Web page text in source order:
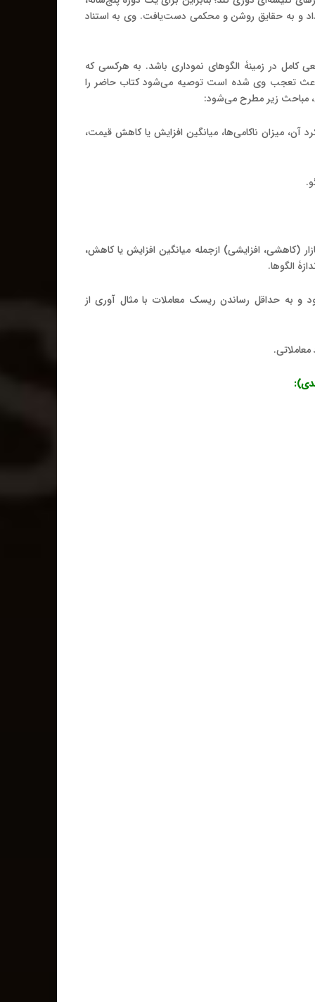
و به حقایق روشن و محکمی دست‌یافت. وی به استناد
کامل در زمینۀ الگوهای نموداری باشد. به هرکسی که
باعث تعجب وی شده است توصیه می‌شود کتاب حاضر را
مباحث زیر مطرح می‌شود:
آن، میزان ناکامی‌ها، میانگین افزایش یا کاهش قیمت،
.
(کاهشی، افزایشی) ازجمله میانگین افزایش یا کاهش،
الگوها.
به حداقل رساندن ریسک معاملات با مثال آوری از
.
):